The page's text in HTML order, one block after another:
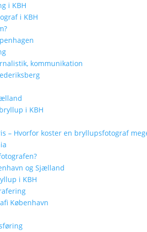
i KBH
i KBH
kommunikation
i KBH
– Hvorfor koster en bryllupsfotograf
og Sjælland
i KBH
København